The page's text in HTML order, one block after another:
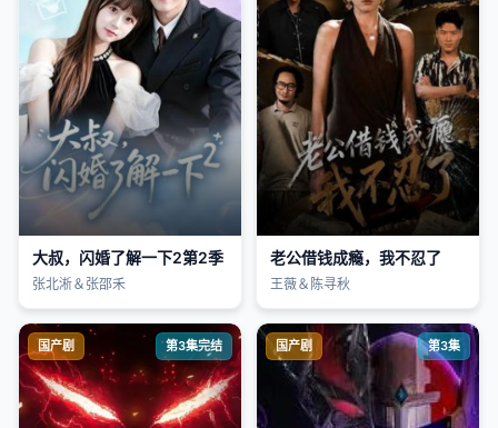
大叔，闪婚了解一下2第2季
张北淅＆张邵禾
老公借钱成瘾，我不忍了
王薇＆陈寻秋
国产剧 第3集完结 国产剧 第3集